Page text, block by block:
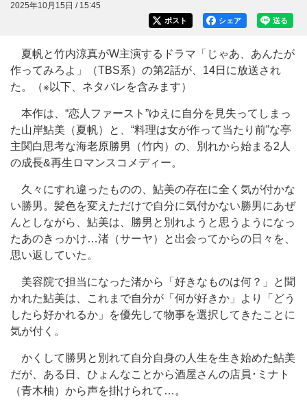
2025年10月15日 / 15:45
送る
シェア
ポスト
夏帆と竹内涼真がW主演するドラマ「じゃあ、あんたが
作ってみろよ」（TBS系）の第2話が、14日に放送され
た。（※以下、ネタバレを含みます）
本作は、“恋人ファースト”ゆえに自分を見失ってしまっ
た山岸鮎美（夏帆）と、“料理は女が作って当たり前”な亭
主関白思考な海老原勝男（竹内）の、別れから始まる2人
の成長&再生ロマンスコメディー。
久々にすれ違ったものの、鮎美の存在に全く気が付かな
い勝男。髪色を変えただけで自分に気付かない勝男にあぜ
んとしながら、鮎美は、勝男と別れようと思うようになっ
たあのきっかけ…渚（サーヤ）と出会ってからの日々を、
思い返していた。
美容院で担当になった渚から「好きなものは何？」と聞
かれた鮎美は、これまで自分が「何が好きか」より「どう
したら好かれるか」を優先して物事を選択してきたことに
気が付く。
かくして勝男と別れて自分自身の人生を生き始めた鮎美
だが、ある日、ひょんなことから酒屋さんの店員･ミナト
（青木柚）から声を掛けられて…。